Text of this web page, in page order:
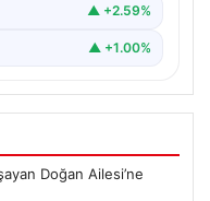
▲ +2.59%
▲ +1.00%
Doğan Ailesi’ne